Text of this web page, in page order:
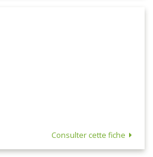
Consulter cette fiche